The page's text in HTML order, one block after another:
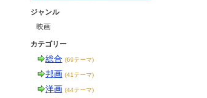
ジャンル
映画
カテゴリー
総合 (69テーマ)
邦画 (41テーマ)
洋画 (44テーマ)